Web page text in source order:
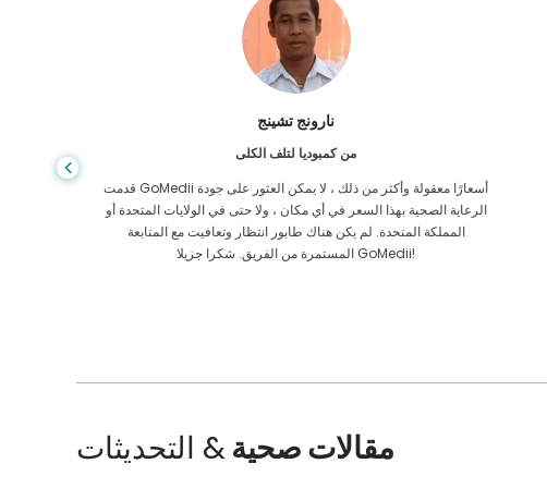
شاندها داس
من بنغلاديش لأمراض الجهاز الهضمي
لقد شكرت ابني وفريق GoMedii الرائع الذي ساعدني في رحلتي من
بنغلاديش إلى الهند لتلقي العلاج. لقد اتخذنا الخيار الصحيح في اختيار
GoMedii. حتى بعد العلاج يحتفظون بعلاقة قوية معنا
مقالات صحية& التحديثات